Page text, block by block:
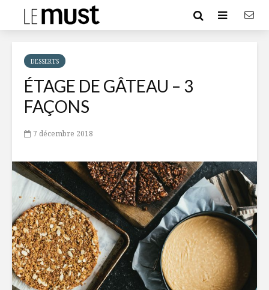
DESSERTS
ÉTAGE DE GÂTEAU – 3
FAÇONS
7 décembre 2018